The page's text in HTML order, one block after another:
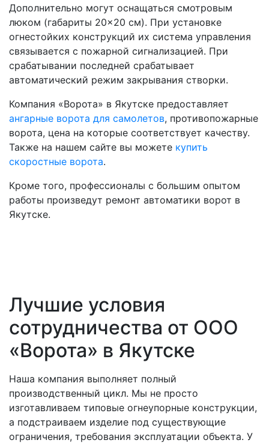
Дополнительно могут оснащаться смотровым
люком (габариты 20×20 см). При установке
огнестойких конструкций их система управления
связывается с пожарной сигнализацией. При
срабатывании последней срабатывает
автоматический режим закрывания створки.
Компания «Ворота» в Якутске предоставляет
ангарные ворота для самолетов, противопожарные
ворота, цена на которые соответствует качеству.
Также на нашем сайте вы можете купить
скоростные ворота.
Кроме того, профессионалы с большим опытом
работы произведут ремонт автоматики ворот в
Якутске.
Лучшие условия
сотрудничества от ООО
«Ворота» в Якутске
Наша компания выполняет полный
производственный цикл. Мы не просто
изготавливаем типовые огнеупорные конструкции,
а подстраиваем изделие под существующие
ограничения, требования эксплуатации объекта. У